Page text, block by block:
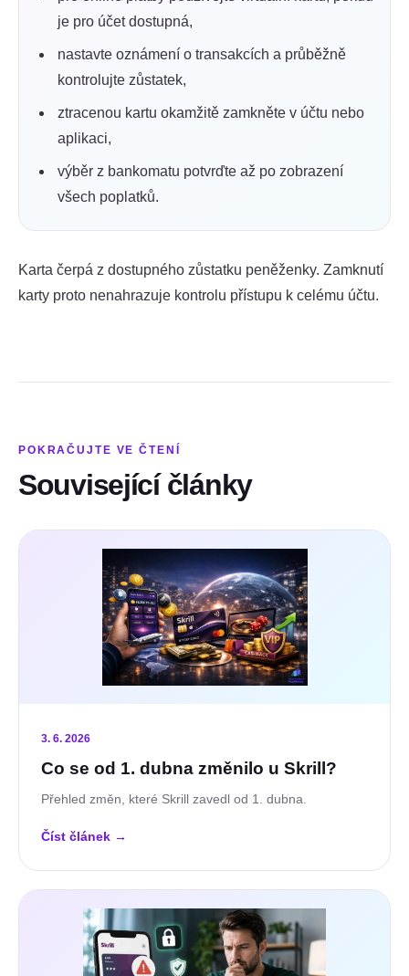
je pro účet dostupná,
nastavte oznámení o transakcích a průběžně
kontrolujte zůstatek,
ztracenou kartu okamžitě zamkněte v účtu nebo
aplikaci,
výběr z bankomatu potvrďte až po zobrazení
všech poplatků.
Karta čerpá z dostupného zůstatku peněženky. Zamknutí
karty proto nenahrazuje kontrolu přístupu k celému účtu.
POKRAČUJTE VE ČTENÍ
Související články
3. 6. 2026
Co se od 1. dubna změnilo u Skrill?
Přehled změn, které Skrill zavedl od 1. dubna.
Číst článek →